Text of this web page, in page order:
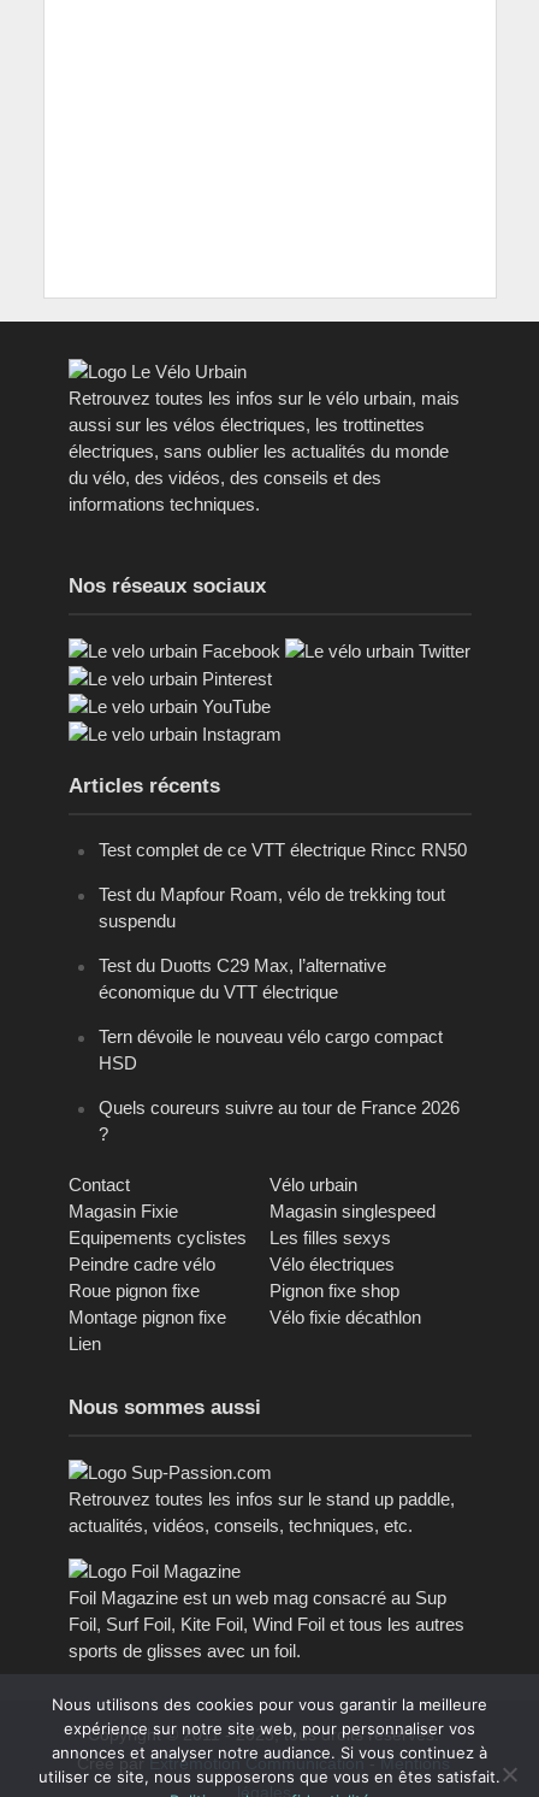
Retrouvez toutes les infos sur le vélo urbain, mais
aussi sur les vélos électriques, les trottinettes
électriques, sans oublier les actualités du monde
du vélo, des vidéos, des conseils et des
informations techniques.
Nos réseaux sociaux
Articles récents
Test complet de ce VTT électrique Rincc RN50
Test du Mapfour Roam, vélo de trekking tout
suspendu
Test du Duotts C29 Max, l’alternative
économique du VTT électrique
Tern dévoile le nouveau vélo cargo compact
HSD
Quels coureurs suivre au tour de France 2026
?
Contact
Vélo urbain
Magasin Fixie
Magasin singlespeed
Equipements cyclistes
Les filles sexys
Peindre cadre vélo
Vélo électriques
Roue pignon fixe
Pignon fixe shop
Montage pignon fixe
Vélo fixie décathlon
Lien
Nous sommes aussi
Retrouvez toutes les infos sur le stand up paddle,
actualités, vidéos, conseils, techniques, etc.
Foil Magazine est un web mag consacré au Sup
Foil, Surf Foil, Kite Foil, Wind Foil et tous les autres
sports de glisses avec un foil.
Copyright © 2011 - 2023, tous droits réservés.
Créé par Extremotion Communication-Mentions
légales
Nous utilisons des cookies pour vous garantir la meilleure
expérience sur notre site web, pour personnaliser vos
annonces et analyser notre audiance. Si vous continuez à
utiliser ce site, nous supposerons que vous en êtes satisfait.